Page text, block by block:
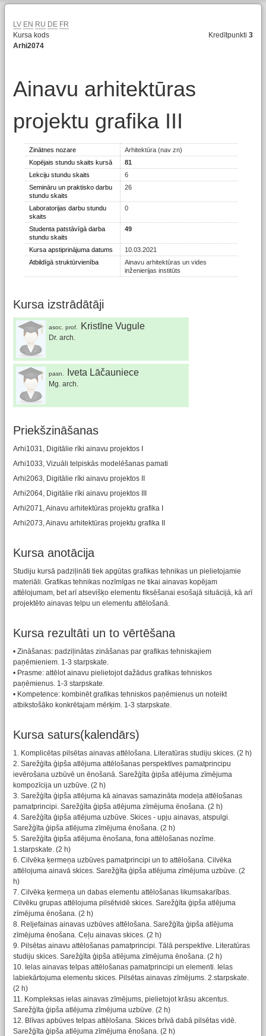
LV EN RU DE FR
Kursa kods
Arhi2074
Kredītpunkti3
Ainavu arhitektūras
projektu grafika III
Zinātnes nozare
Arhitektūra (nav zn)
Kopējais stundu skaits kursā
81
Lekciju stundu skaits
6
Semināru un praktisko darbu
stundu skaits
26
Laboratorijas darbu stundu
skaits
0
Studenta patstāvīgā darba
stundu skaits
49
Kursa apstiprinājuma datums
10.03.2021
Atbildīgā struktūrvienība
Ainavu arhitektūras un vides
inženierijas institūts
Kursa izstrādātāji
asoc. prof. Kristīne Vugule
Dr. arch.
pasn. Iveta Lāčauniece
Mg. arch.
Priekšzināšanas
Arhi1031, Digitālie rīki ainavu projektos I
Arhi1033, Vizuāli telpiskās modelēšanas pamati
Arhi2063, Digitālie rīki ainavu projektos II
Arhi2064, Digitālie rīki ainavu projektos III
Arhi2071, Ainavu arhitektūras projektu grafika I
Arhi2073, Ainavu arhitektūras projektu grafika II
Kursa anotācija
Studiju kursā padziļināti tiek apgūtas grafikas tehnikas un pielietojamie
materiāli. Grafikas tehnikas nozīmīgas ne tikai ainavas kopējam
attēlojumam, bet arī atsevišķo elementu fiksēšanai esošajā situācijā, kā arī
projektēto ainavas telpu un elementu attēlošanā.
Kursa rezultāti un to vērtēšana
• Zināšanas: padziļinātas zināšanas par grafikas tehniskajiem
paņēmieniem. 1-3 starpskate.
• Prasme: attēlot ainavu pielietojot dažādus grafikas tehniskos
paņēmienus. 1-3 starpskate.
• Kompetence: kombinēt grafikas tehniskos paņēmienus un noteikt
atbikstošāko konkrētajam mērķim. 1-3 starpskate.
Kursa saturs(kalendārs)
1. Komplicētas pilsētas ainavas attēlošana. Literatūras studiju skices. (2 h)
2. Sarežģīta ģipša atlējuma attēlošanas perspektīves pamatprincipu
ievērošana uzbūvē un ēnošanā. Sarežģīta ģipša atlējuma zīmējuma
kompozīcija un uzbūve. (2 h)
3. Sarežģīta ģipša atlējuma kā ainavas samazināta modeļa attēlošanas
pamatprincipi. Sarežģīta ģipša atlējuma zīmējuma ēnošana. (2 h)
4. Sarežģīta ģipša atlējuma uzbūve. Skices - upju ainavas, atspulgi.
Sarežģīta ģipša atlējuma zīmējuma ēnošana. (2 h)
5. Sarežģīta ģipša atlējuma ēnošana, fona attēlošanas nozīme.
1.starpskate. (2 h)
6. Cilvēka ķermeņa uzbūves pamatprincipi un to attēlošana. Cilvēka
attēlojuma ainavā skices. Sarežģīta ģipša atlējuma zīmējuma uzbūve. (2
h)
7. Cilvēka ķermeņa un dabas elementu attēlošanas likumsakarības.
Cilvēku grupas attēlojuma pilsētvidē skices. Sarežģīta ģipša atlējuma
zīmējuma ēnošana. (2 h)
8. Reljefainas ainavas uzbūves attēlošana. Sarežģīta ģipša atlējuma
zīmējuma ēnošana. Ceļu ainavas skices. (2 h)
9. Pilsētas ainavu attēlošanas pamatprincipi. Tālā perspektīve. Literatūras
studiju skices. Sarežģīta ģipša atlējuma zīmējuma ēnošana. (2 h)
10. Ielas ainavas telpas attēlošanas pamatprincipi un elementi. Ielas
labiekārtojuma elementu skices. Pilsētas ainavas zīmējums. 2.starpskate.
(2 h)
11. Kompleksas ielas ainavas zīmējums, pielietojot krāsu akcentus.
Sarežģīta ģipša atlējuma zīmējuma uzbūve. (2 h)
12. Blīvas apbūves telpas attēlošana. Skices brīvā dabā pilsētas vidē.
Sarežģīta ģipša atlējuma zīmējuma ēnošana. (2 h)